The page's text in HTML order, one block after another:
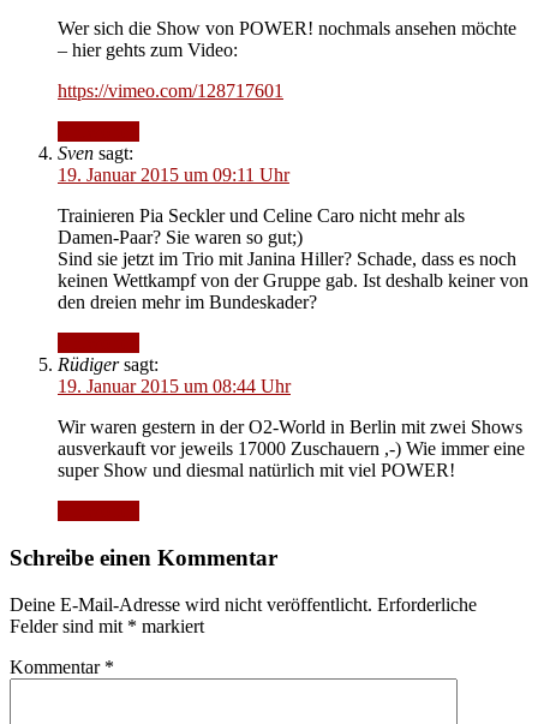
Wer sich die Show von POWER! nochmals ansehen möchte
– hier gehts zum Video:
https://vimeo.com/128717601
Sven sagt:
19. Januar 2015 um 09:11 Uhr
Trainieren Pia Seckler und Celine Caro nicht mehr als
Damen-Paar? Sie waren so gut;)
Sind sie jetzt im Trio mit Janina Hiller? Schade, dass es noch
keinen Wettkampf von der Gruppe gab. Ist deshalb keiner von
den dreien mehr im Bundeskader?
Rüdiger sagt:
19. Januar 2015 um 08:44 Uhr
Wir waren gestern in der O2-World in Berlin mit zwei Shows
ausverkauft vor jeweils 17000 Zuschauern ,-) Wie immer eine
super Show und diesmal natürlich mit viel POWER!
Schreibe einen Kommentar
Deine E-Mail-Adresse wird nicht veröffentlicht. Erforderliche
Felder sind mit * markiert
Kommentar *